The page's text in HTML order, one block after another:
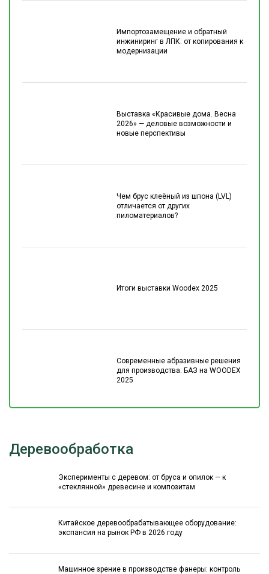
Импортозамещение и обратный
инжиниринг в ЛПК: от копирования к
модернизации
Выставка «Красивые дома. Весна
2026» — деловые возможности и
новые перспективы
Чем брус клеёный из шпона (LVL)
отличается от других
пиломатериалов?
Итоги выставки Woodex 2025
Современные абразивные решения
для производства: БАЗ на WOODEX
2025
Деревообработка
Эксперименты с деревом: от бруса и опилок — к
«стеклянной» древесине и композитам
Китайское деревообрабатывающее оборудование:
экспансия на рынок РФ в 2026 году
Машинное зрение в производстве фанеры: контроль